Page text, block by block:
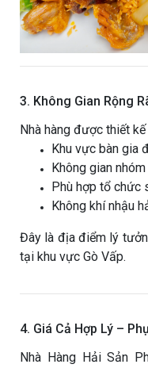
3. Không Gian Rộng
Nhà hàng được thiết
Khu vực bàn gia
Không gian
Phù hợp tổ chức
Không khí nhậu
Đây là địa điểm lý
tại khu vực Gò Vấp.
4. Giá Cả Hợp Lý –
Nhà Hàng Hải Sản